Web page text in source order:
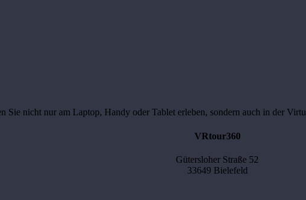
Sie nicht nur am Laptop, Handy oder Tablet erleben, sondern auch in der
VRtour360
Gütersloher Straße 52
33649 Bielefeld